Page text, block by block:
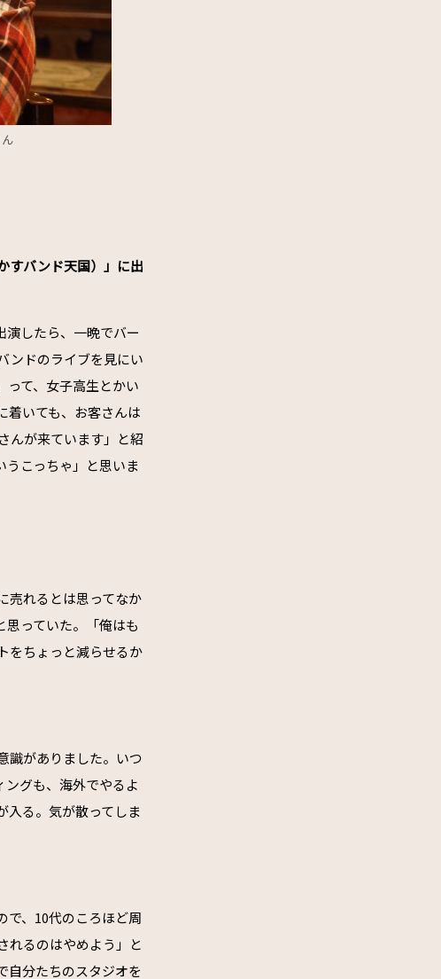
すバンド天国）」に出
演したら、一晩でバー
ンドのライブを見にい
って、女子高生とかい
着いても、お客さんは
んが来ています」と紹
こっちゃ」と思いま
売れるとは思ってなか
思っていた。「俺はも
をちょっと減らせるか
識がありました。いつ
グも、海外でやるよ
入る。気が散ってしま
で、10代のころほど周
れるのはやめよう」と
自分たちのスタジオを